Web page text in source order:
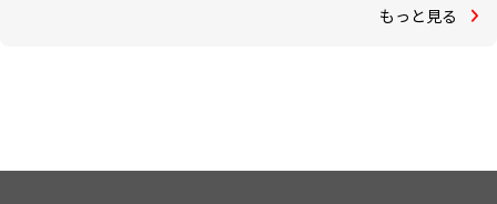
もっと見る